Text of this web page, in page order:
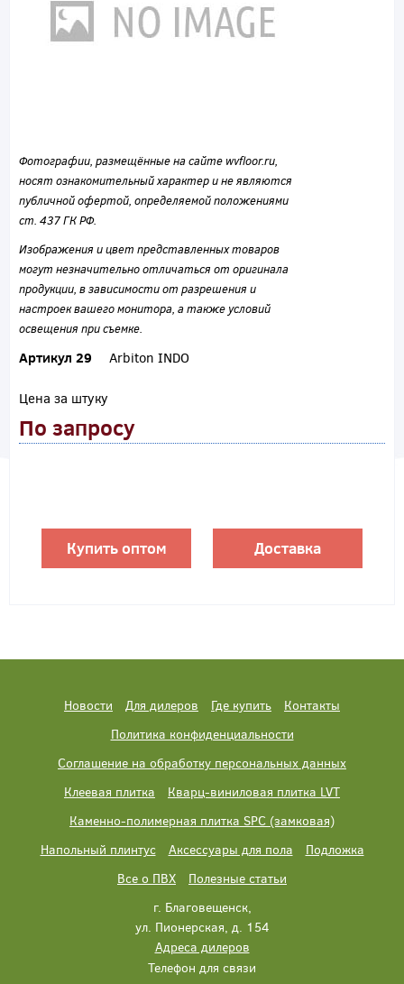
Фотографии, размещённые на сайте wvfloor.ru,
носят ознакомительный характер и не являются
публичной офертой, определяемой положениями
ст. 437 ГК РФ.
Изображения и цвет представленных товаров
могут незначительно отличаться от оригинала
продукции, в зависимости от разрешения и
настроек вашего монитора, а также условий
освещения при съемке.
Артикул 29 Arbiton INDO
Цена за штуку
По запросу
Купить оптом Доставка
Новости Для дилеров Где купить
Контакты
Политика конфиденциальности
Соглашение на обработку персональных данных
Клеевая плитка
Кварц-виниловая плитка LVT
Каменно-полимерная плитка SPC (замковая)
Напольный плинтус
Аксессуары для пола
Подложка
Все о ПВХ
Полезные статьи
г. Благовещенск,
ул. Пионерская, д. 154
Адреса дилеров
Телефон для связи